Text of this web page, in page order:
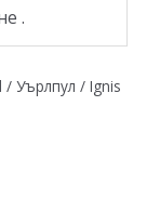
.
/ Уърлпул / Ignis